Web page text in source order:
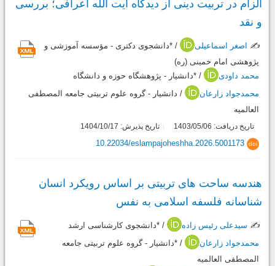
الزام در تربیت دینی از دیدگاه آیت الله اعرافی؛ بررسی
و نقد
✍️ اصغر اسماعیلی
/ *دانشجوی دکتری - مؤسسه آموزشی و
پژوهشی امام خمینی (ره)
محمد داودی
/ *دانشیار - پژوهشگاه حوزه و دانشگاه
محمدجواد زارعان
/ دانشیار - گروه علوم تربیتی جامعه المصطفی
العالمیه
تاریخ دریافت: 1403/05/06 تاریخ پذیرش: 1404/10/17
doi
10.22034/eslampajoheshha.2026.5001173
هندسه ساحت های تربیتی بر اساس رویکرد انسان
شناسانه فلسفه اسلامی به نفس
✍️ سیدعلی رئیس زاده
/ *دانشجوی کارشناسی ارشد
محمدجواد زارعان
/ *دانشیار - گروه علوم تربیتی جامعه
المصطفی العالمیه